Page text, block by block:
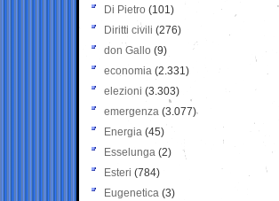
Di Pietro (101)
Diritti civili (276)
don Gallo (9)
economia (2.331)
elezioni (3.303)
emergenza (3.077)
Energia (45)
Esselunga (2)
Esteri (784)
Eugenetica (3)